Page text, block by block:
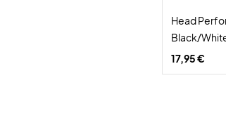
Head
Black/
17,95 €